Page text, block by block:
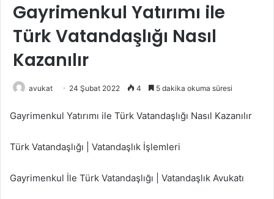
Gayrimenkul Yatırımı ile
Türk Vatandaşlığı Nasıl
Kazanılır
avukat 24 Şubat 2022 4 5 dakika okuma süresi
Gayrimenkul Yatırımı ile Türk Vatandaşlığı Nasıl Kazanılır
Türk Vatandaşlığı | Vatandaşlık İşlemleri
Gayrimenkul İle Türk Vatandaşlığı | Vatandaşlık Avukatı